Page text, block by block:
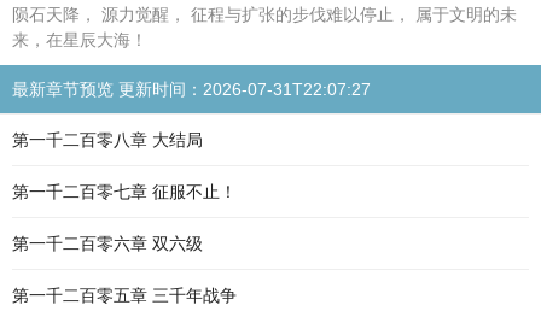
陨石天降， 源力觉醒， 征程与扩张的步伐难以停止， 属于文明的未
来，在星辰大海！
最新章节预览 更新时间：2026-07-31T22:07:27
第一千二百零八章 大结局
第一千二百零七章 征服不止！
第一千二百零六章 双六级
第一千二百零五章 三千年战争